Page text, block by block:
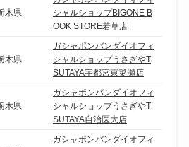
木県
シャルショップBIGONE B
OOK STORE若草店
木県
ガシャポンバンダイオフィ
シャルショップうさぎやT
SUTAYA宇都宮東簗瀬店
木県
ガシャポンバンダイオフィ
シャルショップうさぎやT
SUTAYA自治医大店
ガシャポンバンダイオフィ